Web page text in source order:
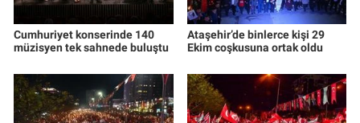
Cumhuriyet konserinde 140
müzisyen tek sahnede buluştu
Ataşehir’de binlerce kişi 29
Ekim coşkusuna ortak oldu